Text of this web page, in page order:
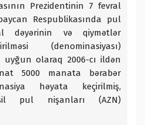
Prezidentinin 7 fevral
Respublikasında pul
dəyərinin və qiymətlər
(denominasiyası)
uyğun olaraq 2006-cı ildən
5000 manata bərabər
həyata keçirilmiş,
pul nişanları (AZN)